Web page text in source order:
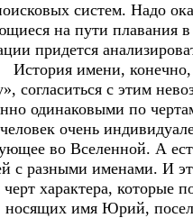
систем. Надо
на пути плавания
придется
имени, конечно,
согласиться с этим
одинаковыми по
очень
во Вселенной. А
с разными именами. И
характера, которые
имя Юрий,